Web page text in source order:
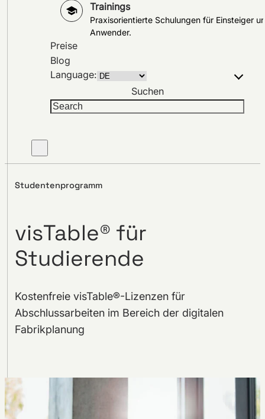
Trainings
Praxisorientierte Schulungen für Einsteiger
Anwender.
Preise
Blog
Language:
Suchen
Studentenprogramm
visTable® für
Studierende
Kostenfreie visTable®-Lizenzen für
Abschlussarbeiten im Bereich der digitalen
Fabrikplanung